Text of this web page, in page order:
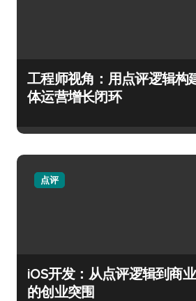
工程师视角：用点评逻辑构
体运营增长闭环
点评
iOS开发：从点评逻辑到商
的创业突围